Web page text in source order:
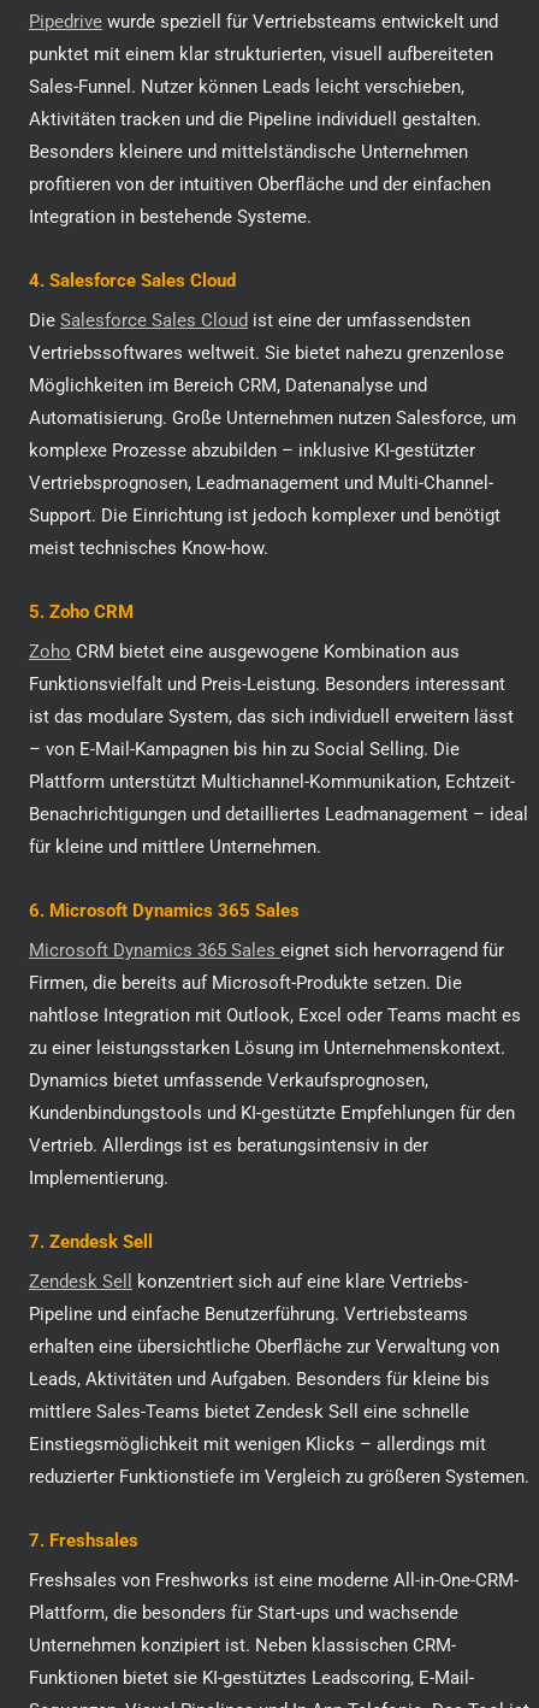
Pipedrivewurde speziell für Vertriebsteams entwickelt und
punktet mit einem klar strukturierten, visuell aufbereiteten
Sales-Funnel. Nutzer können Leads leicht verschieben,
Aktivitäten tracken und die Pipeline individuell gestalten.
Besonders kleinere und mittelständische Unternehmen
profitieren von der intuitiven Oberfläche und der einfachen
Integration in bestehende Systeme.
4. Salesforce Sales Cloud
Die Salesforce Sales Cloud ist eine der umfassendsten
Vertriebssoftwares weltweit. Sie bietet nahezu grenzenlose
Möglichkeiten im Bereich CRM, Datenanalyse und
Automatisierung. Große Unternehmen nutzen Salesforce, um
komplexe Prozesse abzubilden – inklusive KI-gestützter
Vertriebsprognosen, Leadmanagement und Multi-Channel-
Support. Die Einrichtung ist jedoch komplexer und benötigt
meist technisches Know-how.
5. Zoho CRM
Zoho CRM bietet eine ausgewogene Kombination aus
Funktionsvielfalt und Preis-Leistung. Besonders interessant
ist das modulare System, das sich individuell erweitern lässt
– von E-Mail-Kampagnen bis hin zu Social Selling. Die
Plattform unterstützt Multichannel-Kommunikation, Echtzeit-
Benachrichtigungen und detailliertes Leadmanagement – ideal
für kleine und mittlere Unternehmen.
6. Microsoft Dynamics 365 Sales
Microsoft Dynamics 365 Sales eignet sich hervorragend für
Firmen, die bereits auf Microsoft-Produkte setzen. Die
nahtlose Integration mit Outlook, Excel oder Teams macht es
zu einer leistungsstarken Lösung im Unternehmenskontext.
Dynamics bietet umfassende Verkaufsprognosen,
Kundenbindungstools und KI-gestützte Empfehlungen für den
Vertrieb. Allerdings ist es beratungsintensiv in der
Implementierung.
7. Zendesk Sell
Zendesk Sell
konzentriert sich auf eine klare Vertriebs-
Pipeline und einfache Benutzerführung. Vertriebsteams
erhalten eine übersichtliche Oberfläche zur Verwaltung von
Leads, Aktivitäten und Aufgaben. Besonders für kleine bis
mittlere Sales-Teams bietet Zendesk Sell eine schnelle
Einstiegsmöglichkeit mit wenigen Klicks – allerdings mit
reduzierter Funktionstiefe im Vergleich zu größeren Systemen.
7. Freshsales
Freshsales von Freshworks ist eine moderne All-in-One-CRM-
Plattform, die besonders für Start-ups und wachsende
Unternehmen konzipiert ist. Neben klassischen CRM-
Funktionen bietet sie KI-gestütztes Leadscoring, E-Mail-